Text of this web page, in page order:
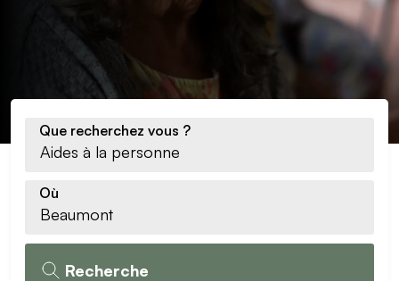
Que recherchez vous ?
Où
Recherche